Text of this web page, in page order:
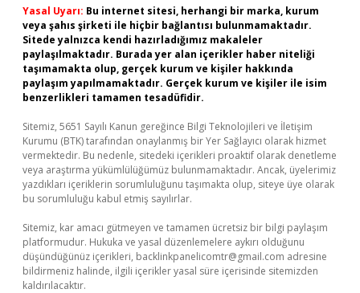
Yasal Uyarı: Bu internet sitesi, herhangi bir marka, kurum
veya şahıs şirketi ile hiçbir bağlantısı bulunmamaktadır.
Sitede yalnızca kendi hazırladığımız makaleler
paylaşılmaktadır. Burada yer alan içerikler haber niteliği
taşımamakta olup, gerçek kurum ve kişiler hakkında
paylaşım yapılmamaktadır. Gerçek kurum ve kişiler ile isim
benzerlikleri tamamen tesadüfidir.
Sitemiz, 5651 Sayılı Kanun gereğince Bilgi Teknolojileri ve İletişim
Kurumu (BTK) tarafından onaylanmış bir Yer Sağlayıcı olarak hizmet
vermektedir. Bu nedenle, sitedeki içerikleri proaktif olarak denetleme
veya araştırma yükümlülüğümüz bulunmamaktadır. Ancak, üyelerimiz
yazdıkları içeriklerin sorumluluğunu taşımakta olup, siteye üye olarak
bu sorumluluğu kabul etmiş sayılırlar.
Sitemiz, kar amacı gütmeyen ve tamamen ücretsiz bir bilgi paylaşım
platformudur. Hukuka ve yasal düzenlemelere aykırı olduğunu
düşündüğünüz içerikleri, backlinkpanelicomtr@gmail.com adresine
bildirmeniz halinde, ilgili içerikler yasal süre içerisinde sitemizden
kaldırılacaktır.